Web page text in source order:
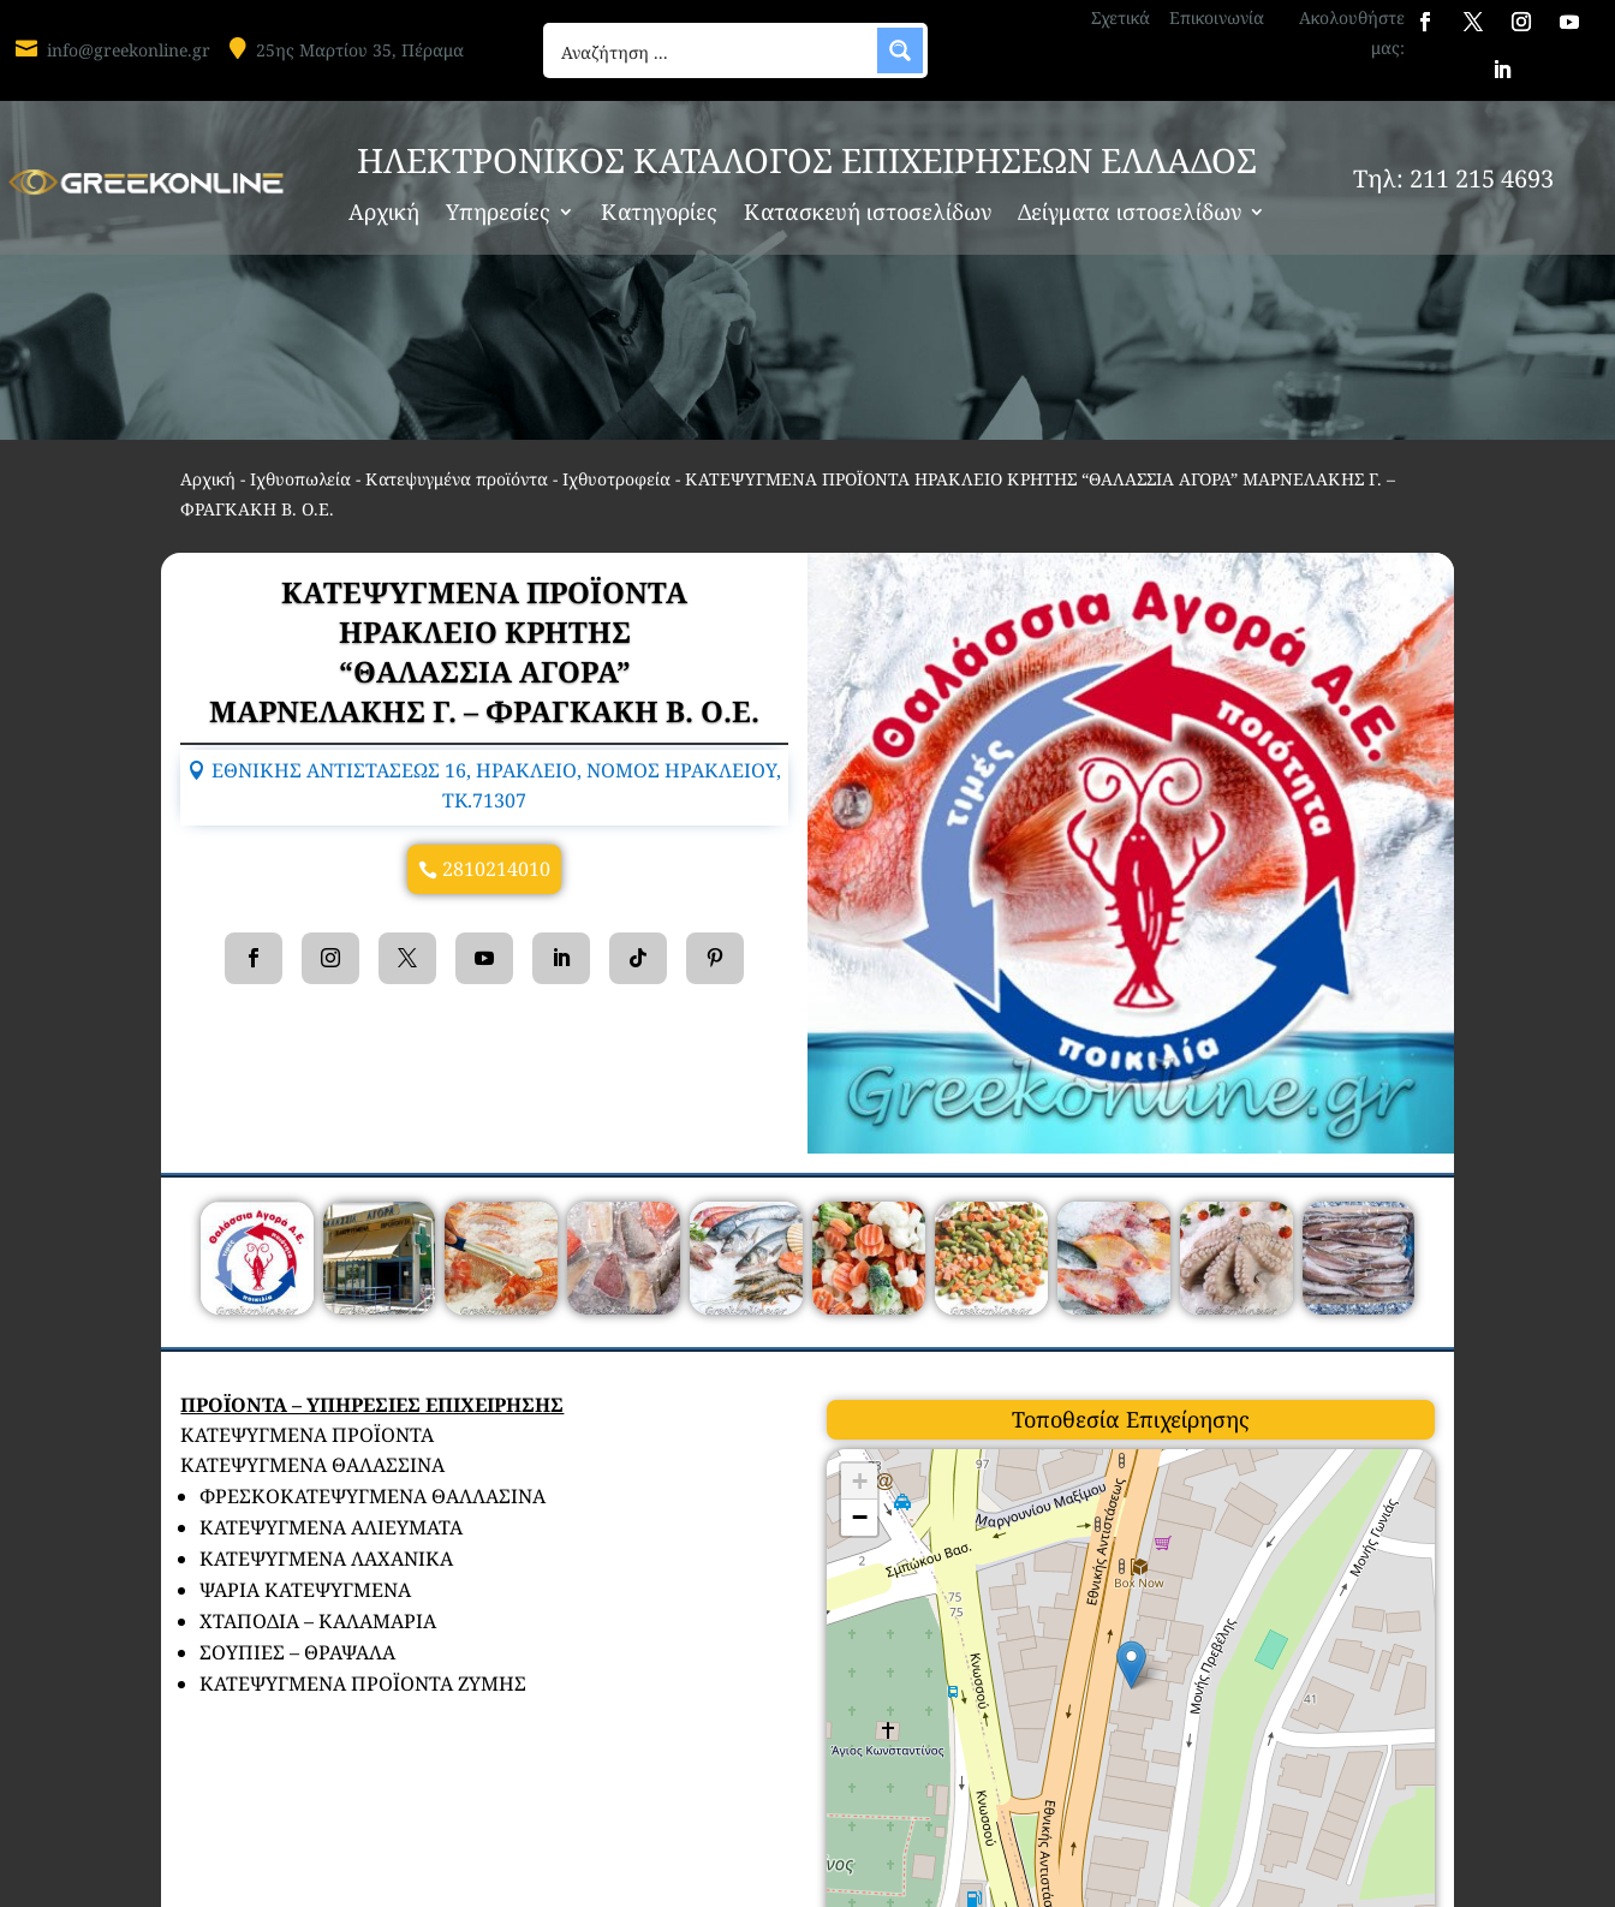
 info@greekonline.gr  25ης Μαρτίου 35, Πέραμα
Σχετικά Επικοινωνία
Ακολουθήστε
μας:
ΗΛΕΚΤΡΟΝΙΚΟΣ ΚΑΤΑΛΟΓΟΣ ΕΠΙΧΕΙΡΗΣΕΩΝ ΕΛΛΑΔΟΣ
Αρχική Υπηρεσίες Κατηγορίες Κατασκευή ιστοσελίδων Δείγματα ιστοσελίδων
Τηλ: 211 215 4693
Αρχική -Ιχθυοπωλεία - Κατεψυγμένα προϊόντα - Ιχθυοτροφεία -ΚΑΤΕΨΥΓΜΕΝΑ ΠΡΟΪΟΝΤΑ ΗΡΑΚΛΕΙΟ ΚΡΗΤΗΣ “ΘΑΛΑΣΣΙΑ ΑΓΟΡΑ” ΜΑΡΝΕΛΑΚΗΣ Γ. –
ΦΡΑΓΚΑΚΗ Β. Ο.Ε.
ΚΑΤΕΨΥΓΜΕΝΑ ΠΡΟΪΟΝΤΑ
ΗΡΑΚΛΕΙΟ ΚΡΗΤΗΣ
“ΘΑΛΑΣΣΙΑ ΑΓΟΡΑ”
ΜΑΡΝΕΛΑΚΗΣ Γ. – ΦΡΑΓΚΑΚΗ Β. Ο.Ε.
ΕΘΝΙΚΗΣ ΑΝΤΙΣΤΑΣΕΩΣ 16, ΗΡΑΚΛΕΙΟ, ΝΟΜΟΣ ΗΡΑΚΛΕΙΟΥ,
TK.71307
2810214010
ΠΡΟΪΟΝΤΑ – ΥΠΗΡΕΣΙΕΣ ΕΠΙΧΕΙΡΗΣΗΣ
ΚΑΤΕΨΥΓΜΕΝΑ ΠΡΟΪΟΝΤΑ
ΚΑΤΕΨΥΓΜΕΝΑ ΘΑΛΑΣΣΙΝΑ
ΦΡΕΣΚΟΚΑΤΕΨΥΓΜΕΝΑ ΘΑΛΛΑΣΙΝΑ
ΚΑΤΕΨΥΓΜΕΝΑ ΑΛΙΕΥΜΑΤΑ
ΚΑΤΕΨΥΓΜΕΝΑ ΛΑΧΑΝΙΚΑ
ΨΑΡΙΑ ΚΑΤΕΨΥΓΜΕΝΑ
ΧΤΑΠΟΔΙΑ – ΚΑΛΑΜΑΡΙΑ
ΣΟΥΠΙΕΣ – ΘΡΑΨΑΛΑ
ΚΑΤΕΨΥΓΜΕΝΑ ΠΡΟΪΟΝΤΑ ΖΥΜΗΣ
Τοποθεσία Επιχείρησης
+
−